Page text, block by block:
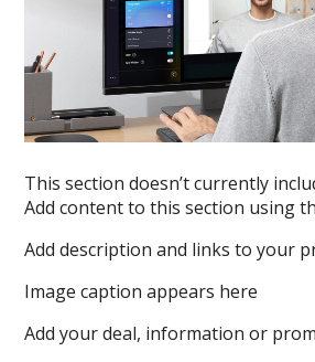
This section doesn’t currently
Add content to this section using
Add description and links to your
Image caption appears here
Add your deal, information or